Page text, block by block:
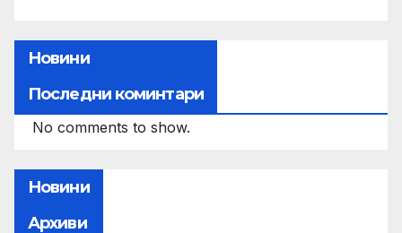
Новини
Последни коминтари
No comments to show.
Новини
Архиви